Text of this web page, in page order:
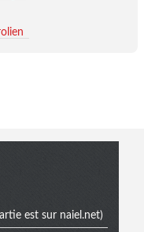
est sur naiel.net)